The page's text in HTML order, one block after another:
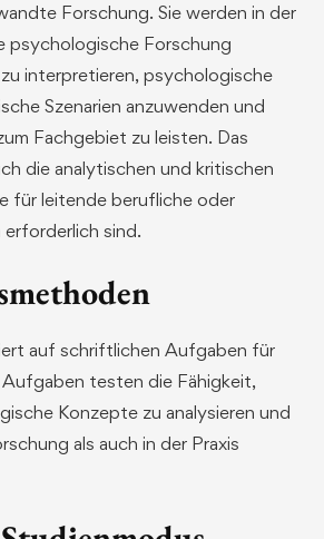
Forschung. Sie werden in der
psychologische Forschung
interpretieren, psychologische
Szenarien anzuwenden und
Fachgebiet zu leisten. Das
die analytischen und kritischen
für leitende berufliche oder
erforderlich sind.
auf schriftlichen Aufgaben für
testen die Fähigkeit,
Konzepte zu analysieren und
als auch in der Praxis